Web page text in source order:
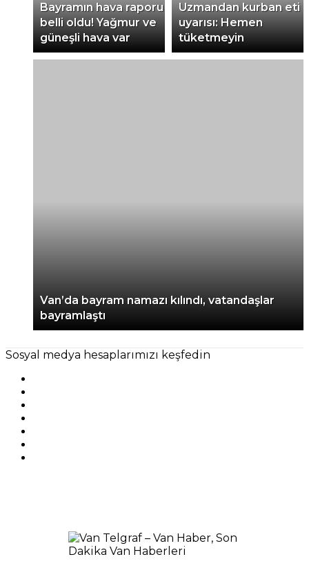
Bayramın hava raporu
belli oldu! Yağmur ve
güneşli hava var
Uzmandan kurban eti
uyarısı: Hemen
tüketmeyin
Van’da bayram namazı kılındı, vatandaşlar
bayramlaştı
Sosyal medya hesaplarımızı keşfedin